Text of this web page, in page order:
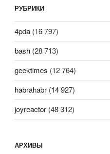
РУБРИКИ
4pda (16 797)
bash (28 713)
geektimes (12 764)
habrahabr (14 927)
joyreactor (48 312)
АРХИВЫ